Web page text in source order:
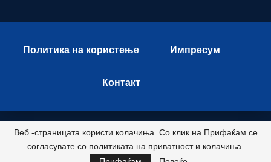
Политика на користење Импресум
Контакт
© 2026 - Istok Press. All Rights Reserved.
Развиено и хостирано од
Веб -страницата користи колачиња. Со клик на Прифаќам се
согласувате со политиката на приватност и колачиња.